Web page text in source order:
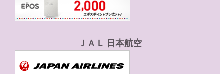
ＪＡＬ 日本航空